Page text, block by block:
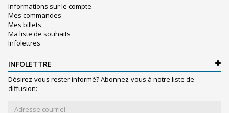
Informations sur le compte
Mes commandes
Mes billets
Ma liste de souhaits
Infolettres
INFOLETTRE
Désirez-vous rester informé? Abonnez-vous à notre liste de
diffusion: